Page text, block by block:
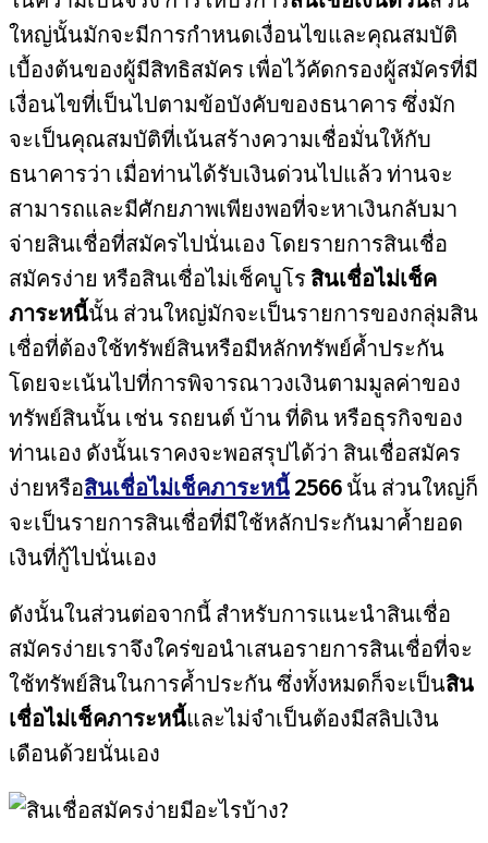
ใหญ่นั้นมักจะมีการกำหนดเงื่อนไขและคุณสมบัติ
เบื้องต้นของผู้มีสิทธิสมัคร เพื่อไว้คัดกรองผู้สมัครที่มี
เงื่อนไขที่เป็นไปตามข้อบังคับของธนาคาร ซึ่งมัก
จะเป็นคุณสมบัติที่เน้นสร้างความเชื่อมั่นให้กับ
ธนาคารว่า เมื่อท่านได้รับเงินด่วนไปแล้ว ท่านจะ
สามารถและมีศักยภาพเพียงพอที่จะหาเงินกลับมา
จ่ายสินเชื่อที่สมัครไปนั่นเอง โดยรายการสินเชื่อ
สมัครง่าย หรือสินเชื่อไม่เช็คบูโร สินเชื่อไม่เช็ค
ภาระหนี้นั้น ส่วนใหญ่มักจะเป็นรายการของกลุ่มสิน
เชื่อที่ต้องใช้ทรัพย์สินหรือมีหลักทรัพย์ค้ำประกัน
โดยจะเน้นไปที่การพิจารณาวงเงินตามมูลค่าของ
ทรัพย์สินนั้น เช่น รถยนต์ บ้าน ที่ดิน หรือธุรกิจของ
ท่านเอง ดังนั้นเราคงจะพอสรุปได้ว่า สินเชื่อสมัคร
ง่ายหรือสินเชื่อไม่เช็คภาระหนี้2566นั้น ส่วนใหญ่ก็
จะเป็นรายการสินเชื่อที่มีใช้หลักประกันมาค้ำยอด
เงินที่กู้ไปนั่นเอง
ดังนั้นในส่วนต่อจากนี้ สำหรับการแนะนำสินเชื่อ
สมัครง่ายเราจึงใคร่ขอนำเสนอรายการสินเชื่อที่จะ
ใช้ทรัพย์สินในการค้ำประกัน ซึ่งทั้งหมดก็จะเป็นสิน
เชื่อไม่เช็คภาระหนี้และไม่จำเป็นต้องมีสลิปเงิน
เดือนด้วยนั่นเอง